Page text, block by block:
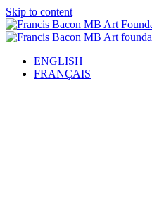
Skip to content
ENGLISH
FRANÇAIS